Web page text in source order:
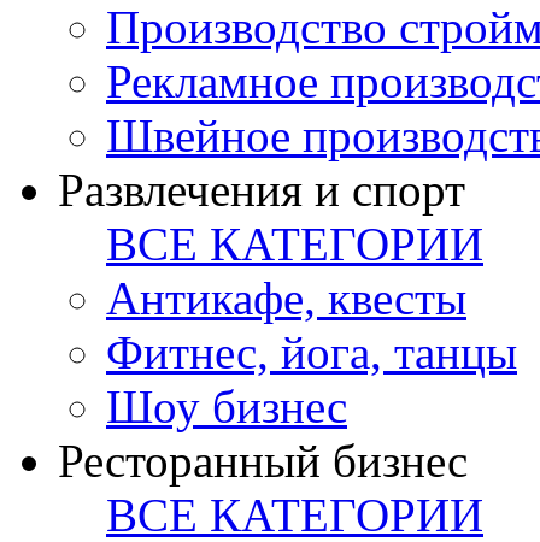
Производство
Рекламное
Швейное
Развлечения и спорт
ВСЕ КАТЕГОРИИ
Антикафе, квесты
Фитнес, йога, танцы
Шоу бизнес
Ресторанный бизнес
ВСЕ КАТЕГОРИИ